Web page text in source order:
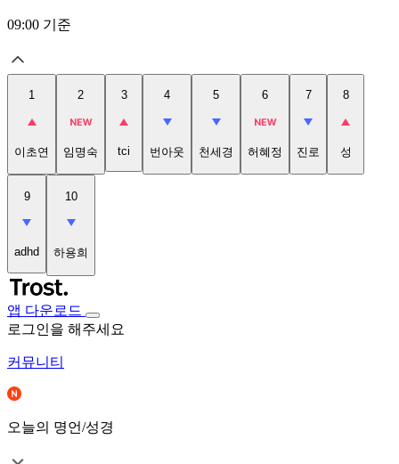
09:00 기준
1
이초연
2
임명숙
3
tci
4
번아웃
5
천세경
6
허혜정
7
진로
8
성
9
adhd
10
하용희
앱 다운로드
로그인을 해주세요
커뮤니티
오늘의 명언/성경